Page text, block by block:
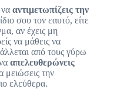
αντιμετωπίζεις την
σου τον εαυτό, είτε
αν έχεις μη
να μάθεις να
από τους γύρω
απελευθερώνεις
μειώσεις την
ελεύθερα.